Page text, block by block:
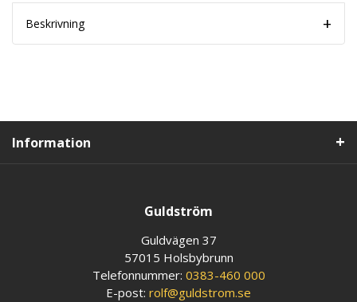
Beskrivning
Information
Guldström
Guldvägen 37
57015 Holsbybrunn
Telefonnummer: 0383-460 000
E-post: rolf@guldstrom.se